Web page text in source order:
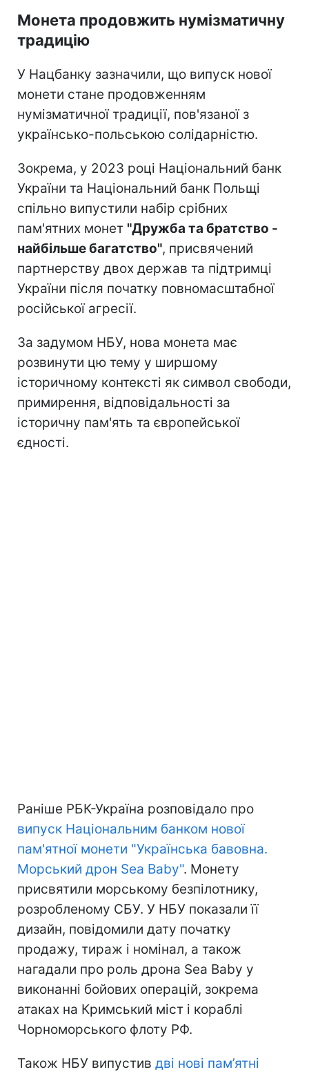
Монета продовжить нумізматичну
традицію
У Нацбанку зазначили, що випуск нової
монети стане продовженням
нумізматичної традиції, пов'язаної з
українсько-польською солідарністю.
Зокрема, у 2023 році Національний банк
України та Національний банк Польщі
спільно випустили набір срібних
пам'ятних монет "Дружба та братство -
найбільше багатство", присвячений
партнерству двох держав та підтримці
України після початку повномасштабної
російської агресії.
За задумом НБУ, нова монета має
розвинути цю тему у ширшому
історичному контексті як символ свободи,
примирення, відповідальності за
історичну пам'ять та європейської
єдності.
Раніше РБК-Україна розповідало про
випуск Національним банком нової
пам'ятної монети "Українська бавовна.
Морський дрон Sea Baby". Монету
присвятили морському безпілотнику,
розробленому СБУ. У НБУ показали її
дизайн, повідомили дату початку
продажу, тираж і номінал, а також
нагадали про роль дрона Sea Baby у
виконанні бойових операцій, зокрема
атаках на Кримський міст і кораблі
Чорноморського флоту РФ.
Також НБУ випустив дві нові пам’ятні